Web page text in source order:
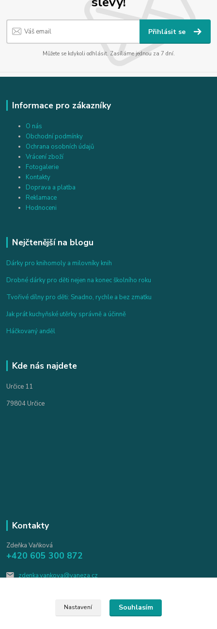
Přihlásit se
Můžete se kdykoli odhlásit. Zasíláme jednou za 7 dní.
Informace pro zákazníky
O nás
Obchodní podmínky
Ochrana osobních údajů
Vrácení zboží
Fotogalerie
Kontakty
Doprava a platba
Reklamace
Hodnoceni
Nejčtenější na blogu
Dárky pro knihomoly a milovníky knih
Drobné dárky pro děti nejen na konec školního roku
Tvořivé dílny pro děti: Snadno, rychle a bez zmatku
Jak prát kuchyňské utěrky správně a účinně
Háčkovaný anděl
Kde nás najdete
Určice 11
79804 Určice
Kontakty
Zdeňka Vaňková
+420 605 300 872
zdenka.vankova@vaneza.cz
Nastavení Souhlasím